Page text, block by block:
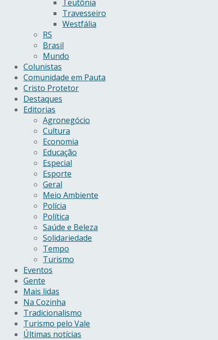
Teutônia
Travesseiro
Westfália
RS
Brasil
Mundo
Colunistas
Comunidade em Pauta
Cristo Protetor
Destaques
Editorias
Agronegócio
Cultura
Economia
Educação
Especial
Esporte
Geral
Meio Ambiente
Polícia
Política
Saúde e Beleza
Solidariedade
Tempo
Turismo
Eventos
Gente
Mais lidas
Na Cozinha
Tradicionalismo
Turismo pelo Vale
Últimas notícias